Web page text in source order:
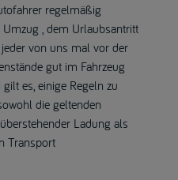
regelmäßig
, dem Urlaubsantritt
von uns mal vor der
gut im Fahrzeug
es, einige Regeln zu
die geltenden
Ladung als
Transport